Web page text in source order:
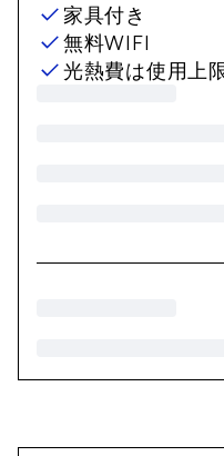
家具付き
無料WIFI
光熱費は使用上